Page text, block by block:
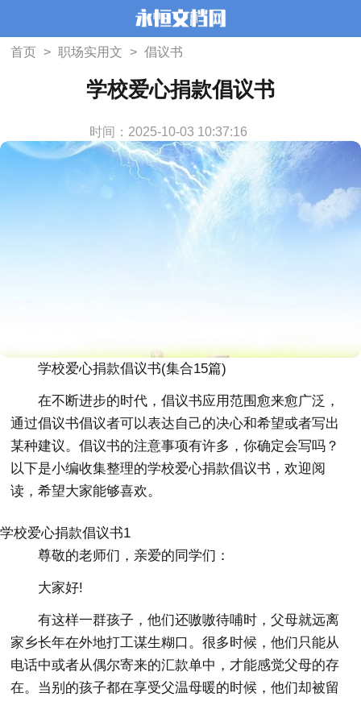
首页 > 职场实用文 > 倡议书
学校爱心捐款倡议书
时间：2025-10-03 10:37:16
学校爱心捐款倡议书(集合15篇)
在不断进步的时代，倡议书应用范围愈来愈广泛，
通过倡议书倡议者可以表达自己的决心和希望或者写出
某种建议。倡议书的注意事项有许多，你确定会写吗？
以下是小编收集整理的学校爱心捐款倡议书，欢迎阅
读，希望大家能够喜欢。
学校爱心捐款倡议书1
尊敬的老师们，亲爱的同学们：
大家好!
有这样一群孩子，他们还嗷嗷待哺时，父母就远离
家乡长年在外地打工谋生糊口。很多时候，他们只能从
电话中或者从偶尔寄来的汇款单中，才能感觉父母的存
在。当别的孩子都在享受父温母暖的时候，他们却被留